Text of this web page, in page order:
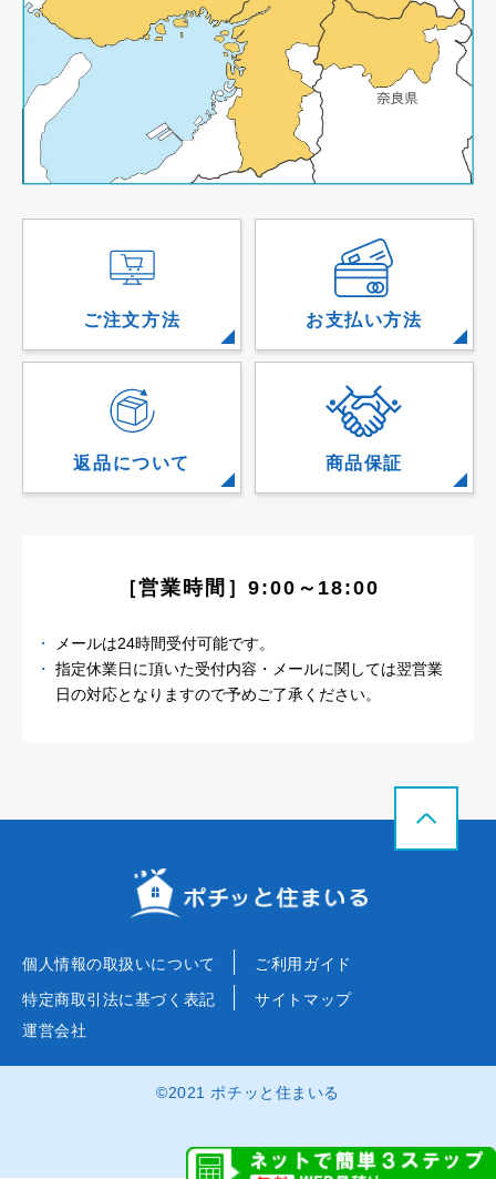
ご注文方法 お支払い方法
返品について 商品保証
［営業時間］9:00～18:00
メールは24時間受付可能です。
指定休業日に頂いた受付内容・メールに関しては翌営業
日の対応となりますので予めご了承ください。
個人情報の取扱いについて
ご利用ガイド
特定商取引法に基づく表記
サイトマップ
運営会社
©2021 ポチッと住まいる